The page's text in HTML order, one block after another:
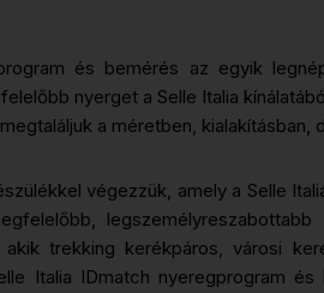
és bemérés az egyik
nyerget a Selle Italia
a méretben,
végezzük, amely a Selle
trekking kerékpáros, városi
Italia IDmatch nyeregprogram